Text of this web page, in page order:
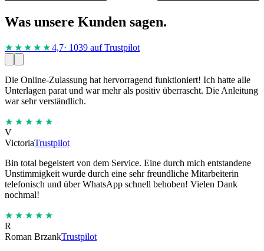
Was unsere Kunden sagen.
★★★★ ★4,7· 1039 auf Trustpilot
Die Online-Zulassung hat hervorragend funktioniert! Ich hatte alle
Unterlagen parat und war mehr als positiv überrascht. Die Anleitung
war sehr verständlich.
★★★★★
V
VictoriaTrustpilot
Bin total begeistert von dem Service. Eine durch mich entstandene
Unstimmigkeit wurde durch eine sehr freundliche Mitarbeiterin
telefonisch und über WhatsApp schnell behoben! Vielen Dank
nochmal!
★★★★★
R
Roman BrzankTrustpilot